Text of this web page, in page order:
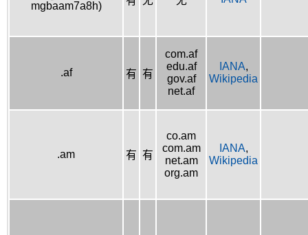
mgbaam7a8h)
.af 有 有
com.af
edu.af
gov.af
net.af
IANA,
Wikipedia
.am 有 有
co.am
com.am
net.am
org.am
IANA,
Wikipedia